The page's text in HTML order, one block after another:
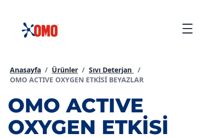
Anasayfa / Ürünler / Sıvı Deterjan
/
Geçerli sayfa:
OMO ACTIVE OXYGEN ETKİSİ BEYAZLAR
OMO ACTIVE
OXYGEN ETKİSİ